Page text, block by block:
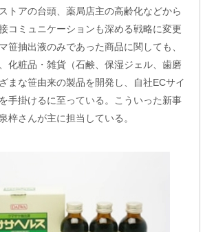
トアの台頭、薬局店主の高齢化などから
コミュニケーションも深める戦略に変更
笹抽出液のみであった商品に関しても、
化粧品・雑貨（石鹸、保湿ジェル、歯磨
まな笹由来の製品を開発し、自社ECサイ
手掛けるに至っている。こういった新事
梓さんが主に担当している。